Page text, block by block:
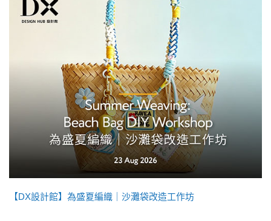
【DX設計館】為盛夏編織｜沙灘袋改造工作坊